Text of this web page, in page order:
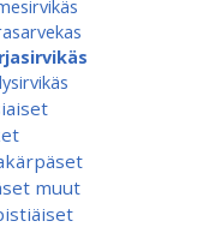
muut